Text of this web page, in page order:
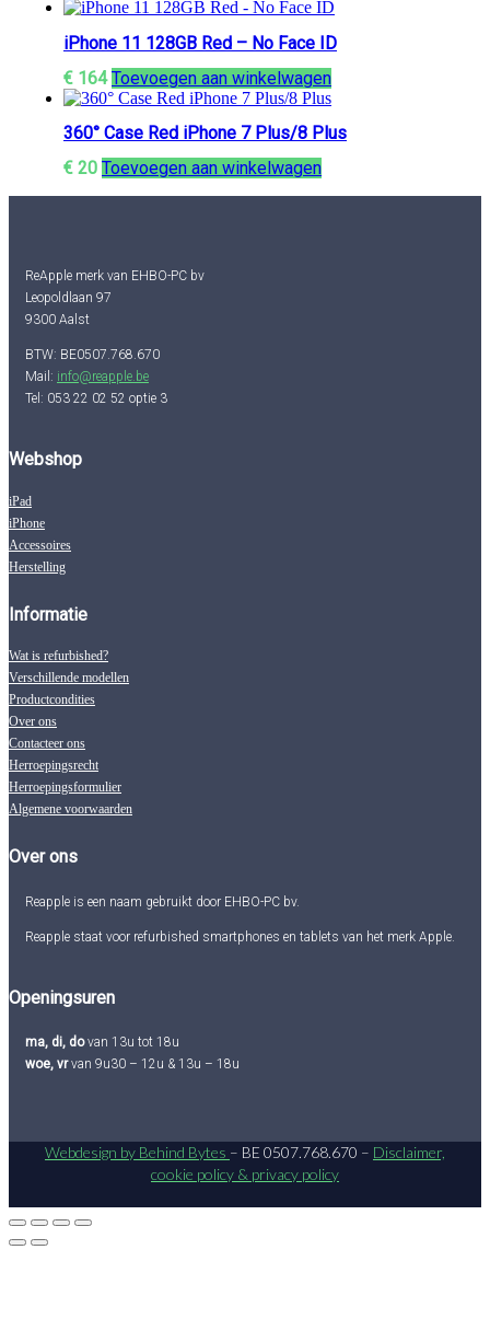
iPhone 11 128GB Red – No Face ID
€ 164 Toevoegen aan winkelwagen
360° Case Red iPhone 7 Plus/8 Plus
€ 20 Toevoegen aan winkelwagen
ReApple merk van EHBO-PC bv
Leopoldlaan 97
9300 Aalst
BTW: BE0507.768.670
Mail: info@reapple.be
Tel: 053 22 02 52 optie 3
Webshop
iPad
iPhone
Accessoires
Herstelling
Informatie
Wat is refurbished?
Verschillende modellen
Productcondities
Over ons
Contacteer ons
Herroepingsrecht
Herroepingsformulier
Algemene voorwaarden
Over ons
Reapple is een naam gebruikt door EHBO-PC bv.
Reapple staat voor refurbished smartphones en tablets van het merk Apple.
Openingsuren
ma, di, dovan 13u tot 18u
woe, vrvan 9u30 – 12u & 13u – 18u
Webdesign by Behind Bytes – BE 0507.768.670 – Disclaimer,
cookie policy & privacy policy